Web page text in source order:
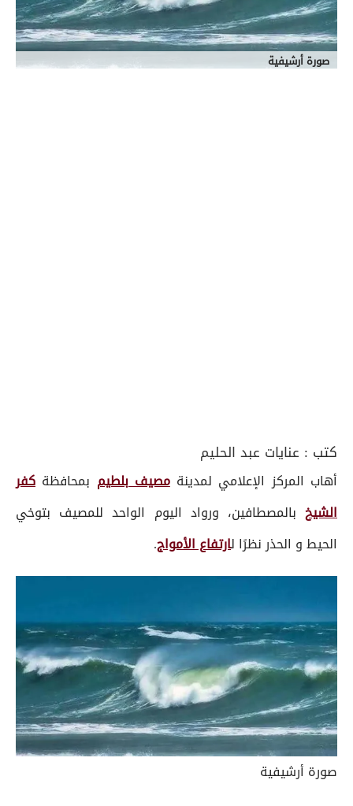
صورة أرشيفية
كتب : عنايات عبد الحليم
أهاب المركز الإعلامي لمدينةمصيف بلطيم بمحافظة كفر
الشيخ بالمصطافين، ورواد اليوم الواحد للمصيف بتوخي
الحيط و الحذر نظرًا لارتفاع الأمواج.
صورة أرشيفية